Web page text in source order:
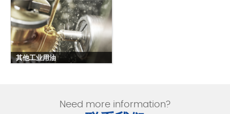
其他工业用油
Need more information?